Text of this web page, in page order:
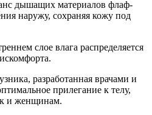
дышащих материалов флаф-
наружу, сохраняя кожу под
слое влага распределяется
разработанная врачами и
прилегание к телу,
и женщинам.